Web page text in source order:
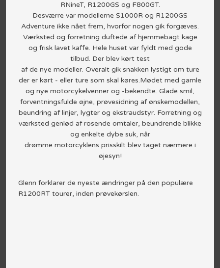
RNineT, R1200GS og F800GT.
Desværre var modellerne S1000R og R1200GS
Adventure ikke nået frem, hvorfor nogen gik forgæves.
Værksted og forretning duftede af hjemmebagt kage
og frisk lavet kaffe. Hele huset var fyldt med gode
tilbud. Der blev kørt test
af de nye modeller. Overalt gik snakken lystigt om ture
der er kørt - eller ture som skal køres.Mødet med gamle
og nye motorcykelvenner og -bekendte. Glade smil,
forventningsfulde øjne, prøvesidning af ønskemodellen,
beundring af linjer, lygter og ekstraudstyr. Forretning og
værksted genlød af rosende omtaler, beundrende blikke
og enkelte dybe suk, når
drømme motorcyklens prisskilt blev taget nærmere i
øjesyn!​
Glenn forklarer de nyeste ændringer på den populære
R1200RT tourer, inden prøvekørslen.